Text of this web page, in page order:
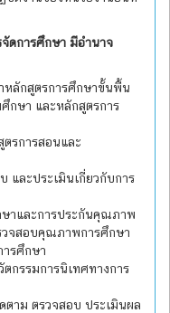
ดการศึกษา มีอำนาจ
ลักสูตรการศึกษาขั้นพื้น
กษา และหลักสูตรการ
รการสอนและ
และประเมินเกี่ยวกับการ
าและการประกันคุณภาพ
วจสอบคุณภาพการศึกษา
รศึกษา
กรรมการนิเทศทางการ
าม ตรวจสอบ ประเมินผล